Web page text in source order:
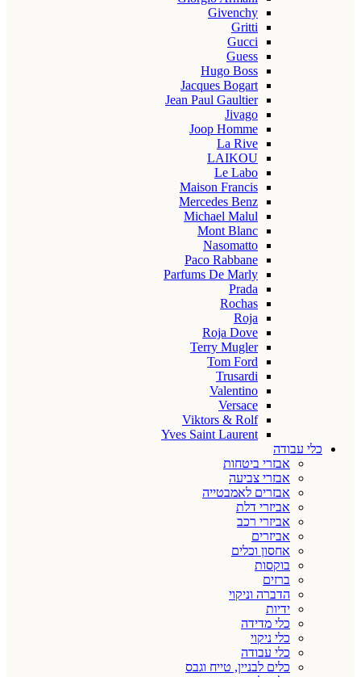
Givenchy
Gritti
Gucci
Guess
Hugo Boss
Jacques Bogart
Jean Paul Gaultier
Jivago
Joop Homme
La Rive
LAIKOU
Le Labo
Maison Francis
Mercedes Benz
Michael Malul
Mont Blanc
Nasomatto
Paco Rabbane
Parfums De Marly
Prada
Rochas
Roja
Roja Dove
Terry Mugler
Tom Ford
Trusardi
Valentino
Versace
Viktors & Rolf
Yves Saint Laurent
כלי עבודה
אבזרי ביטחות
אבזרי צביעה
אבזרים לאמבטייה
אביזרי דלת
אביזרי רכב
אביזרים
אחסון וכלים
בוקסות
ברזים
הדברה וניקוי
ידיות
כלי מדידה
כלי ניקוי
כלי עבודה
כלים לבניין, טייח וגבס